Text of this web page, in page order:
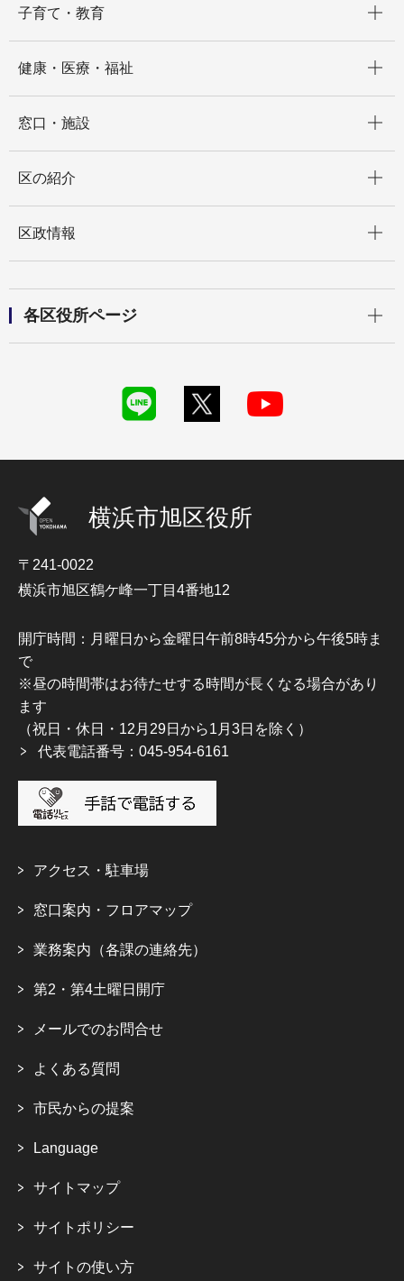
子育て・教育
健康・医療・福祉
窓口・施設
区の紹介
区政情報
各区役所ページ
横浜市旭区役所
〒241-0022
横浜市旭区鶴ケ峰一丁目4番地12
開庁時間：月曜日から金曜日午前8時45分から午後5時ま
で
※昼の時間帯はお待たせする時間が長くなる場合があり
ます
（祝日・休日・12月29日から1月3日を除く）
代表電話番号：045-954-6161
アクセス・駐車場
窓口案内・フロアマップ
業務案内（各課の連絡先）
第2・第4土曜日開庁
メールでのお問合せ
よくある質問
市民からの提案
Language
サイトマップ
サイトポリシー
サイトの使い方